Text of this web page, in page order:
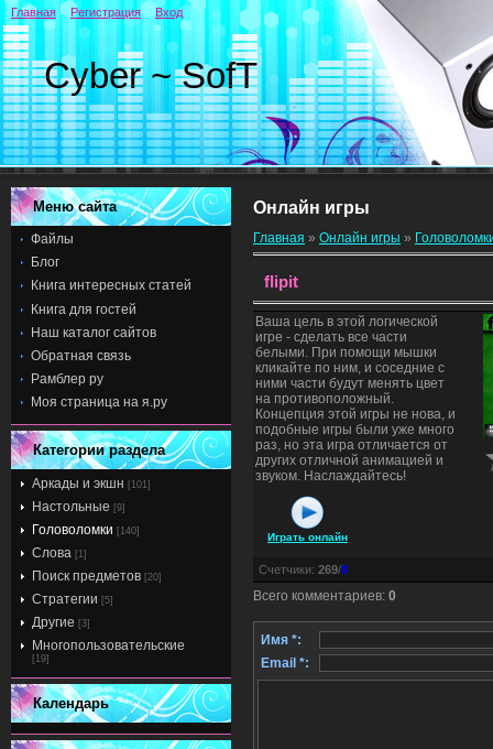
Cyber ~ SofT
Главная Регистрация Вход
Меню сайта
Файлы
Блог
Книга интересных статей
Книга для гостей
Наш каталог сайтов
Обратная связь
Рамблер ру
Моя страница на я.ру
Категории раздела
Аркады и экшн [101]
Настольные [9]
Головоломки [140]
Слова [1]
Поиск предметов [20]
Стратегии [5]
Другие [3]
Многопользовательские
[19]
Календарь
Онлайн игры
Главная » Онлайн игры »
flipit
Ваша цель в этой логической
игре - сделать все части
белыми. При помощи мышки
кликайте по ним, и соседние с
ними части будут менять цвет
на противоположный.
Концепция этой игры не нова, и
подобные игры были уже много
раз, но эта игра отличается от
других отличной анимацией и
звуком. Наслаждайтесь!
Играть онлайн
Счетчики: 269/8
Всего комментариев: 0
Имя *:
Email *: